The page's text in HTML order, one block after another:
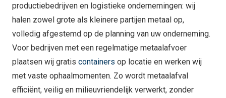
productiebedrijven en logistieke ondernemingen: wij
halen zowel grote als kleinere partijen metaal op,
volledig afgestemd op de planning van uw onderneming.
Voor bedrijven met een regelmatige metaalafvoer
plaatsen wij gratis containers op locatie en werken wij
met vaste ophaalmomenten. Zo wordt metaalafval
efficiënt, veilig en milieuvriendelijk verwerkt, zonder